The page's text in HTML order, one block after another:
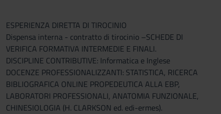
ESPERIENZA DIRETTA DI TIROCINIO
Dispensa interna - contratto di tirocinio –SCHEDE DI
VERIFICA FORMATIVA INTERMEDIE E FINALI.
DISCIPLINE CONTRIBUTIVE: Informatica e Inglese
DOCENZE PROFESSIONALIZZANTI: STATISTICA, RICERCA
BIBLIOGRAFICA ONLINE PROPEDEUTICA ALLA EBP,
LABORATORI PROFESSIONALI, ANATOMIA FUNZIONALE,
CHINESIOLOGIA (H. CLARKSON ed. edi-ermes).